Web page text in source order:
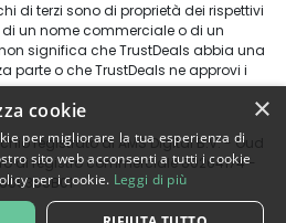
di terzi sono di proprietà dei rispettivi
di un nome commerciale o di un
significa che TrustDeals abbia una
parte o che TrustDeals ne approvi i
registrato di AMS Digital B.V. - Oud
di registro commerciale 80264174 -
×
cookie
per migliorare la tua esperienza di
sito web acconsenti a tutti i cookie
per i cookie. Leggi di più